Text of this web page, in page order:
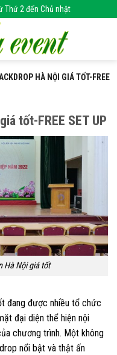
Thứ 2 đến Chủ nhật
HÀ NỘI GIÁ TỐT-FREE
tốt-FREE SET UP
Hà Nội giá tốt
đang được nhiều tổ chức
đại diện thể hiện nội
chương trình. Một không
nổi bật và thật ấn